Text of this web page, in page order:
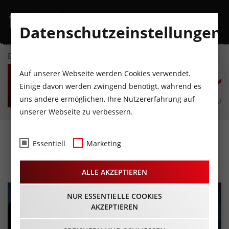
EVENTKALENDER
SA
8
AUGUST
SO
9
AUGUST
MO
10
AUGUST
DI
11
AUGUST
MI
12
AUGUST
Nordkette Bergsonnwend
20.06.2026 - Beginn 18:00 Uhr
Datenschutzeinstellungen
Auf unserer Webseite werden Cookies verwendet.
Einige davon werden zwingend benötigt, während es
uns andere ermöglichen, Ihre Nutzererfahrung auf
unserer Webseite zu verbessern.
Essentiell Marketing
ALLE AKZEPTIEREN
NUR ESSENTIELLE COOKIES
AKZEPTIEREN